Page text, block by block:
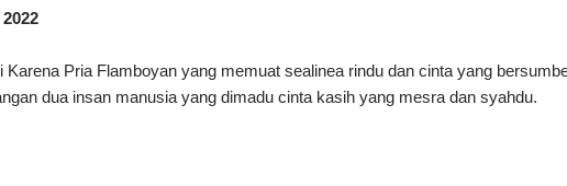
Karena Pria Flamboyan yang memuat sealinea rindu dan cinta yang
dua insan manusia yang dimadu cinta kasih yang mesra dan syahdu.